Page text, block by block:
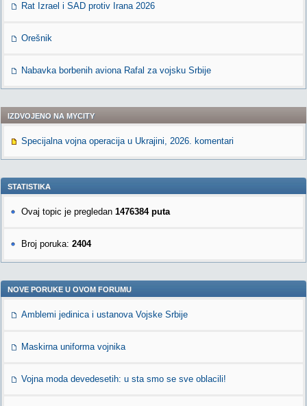
Rat Izrael i SAD protiv Irana 2026
Orešnik
Nabavka borbenih aviona Rafal za vojsku Srbije
IZDVOJENO NA MYCITY
Specijalna vojna operacija u Ukrajini, 2026. komentari
STATISTIKA
Ovaj topic je pregledan 1476384 puta
Broj poruka: 2404
NOVE PORUKE U OVOM FORUMU
Amblemi jedinica i ustanova Vojske Srbije
Maskirna uniforma vojnika
Vojna moda devedesetih: u sta smo se sve oblacili!